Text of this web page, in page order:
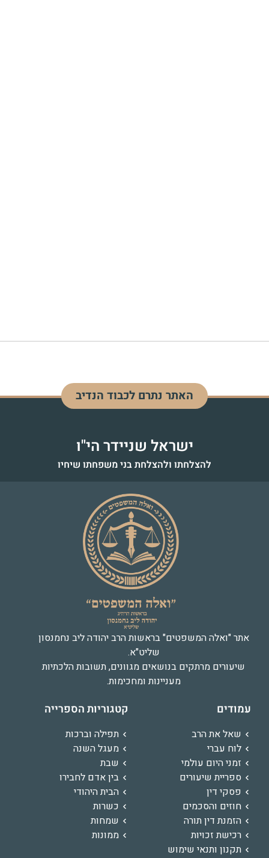
דוד בן מנחם
האתר נתרם לכבוד הנדיב
ישראל שניידר הי"ו
להצלחתו ולהצלחת בני משפחתו שיחיו
אתר "ואלה המשפטים" בראשות הרב יהודה ליב נחמנסון
שליט"א.
שיעורים מרתקים בנושאים מגוונים, תשובות הלכתיות
מעניינות ומחכימות.
עמודים
שאל את הרב
לוח עברי
זמני היום עולמי
ספריית שיעורים
פסקי דין
חוזים והסכמים
הזמנת דין תורה
רכישת זכויות
תקנון ותנאי שימוש
קטגוריות הספרייה
תפילה וברכות
מעגל השנה
שבת
בין אדם לחבירו
הבית היהודי
כשרות
שמחות
ממונות